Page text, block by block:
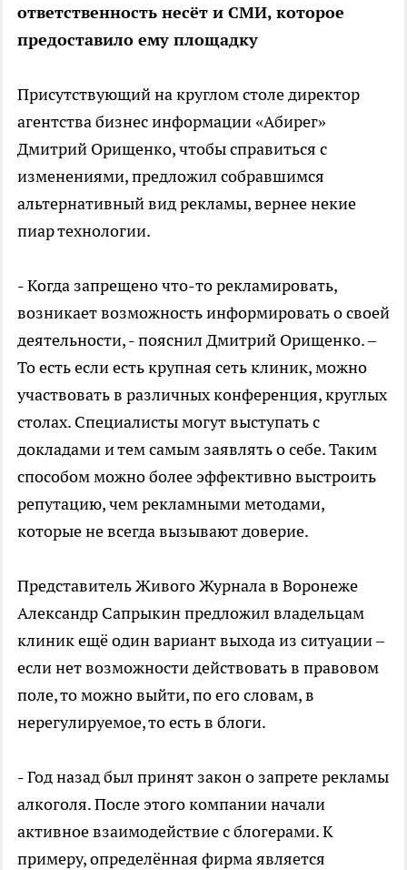
ответственность несёт и СМИ, которое
предоставило ему площадку
Присутствующий на круглом столе директор
агентства бизнес информации «Абирег»
Дмитрий Орищенко, чтобы справиться с
изменениями, предложил собравшимся
альтернативный вид рекламы, вернее некие
пиар технологии.
- Когда запрещено что-то рекламировать,
возникает возможность информировать о своей
деятельности, - пояснил Дмитрий Орищенко. –
То есть если есть крупная сеть клиник, можно
участвовать в различных конференция, круглых
столах. Специалисты могут выступать с
докладами и тем самым заявлять о себе. Таким
способом можно более эффективно выстроить
репутацию, чем рекламными методами,
которые не всегда вызывают доверие.
Представитель Живого Журнала в Воронеже
Александр Сапрыкин предложил владельцам
клиник ещё один вариант выхода из ситуации –
если нет возможности действовать в правовом
поле, то можно выйти, по его словам, в
нерегулируемое, то есть в блоги.
- Год назад был принят закон о запрете рекламы
алкоголя. После этого компании начали
активное взаимодействие с блогерами. К
примеру, определённая фирма является